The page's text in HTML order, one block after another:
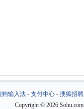
狗输入法- 支付中心- 搜狐招聘
Copyright © 2026